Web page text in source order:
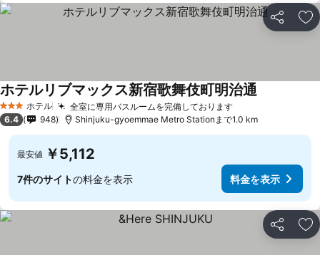
シェア お
3 ホテルのランク
ホテル 全室に専用バスルームを完備しております
ホテルリブマックス新宿歌舞伎町明治通
6.4 948 Shinjuku-gyoemmae Metro Stationまで1.0 km
最安値 ￥5,112
7件のサイトの料金を表示 料金を表示
シェア お